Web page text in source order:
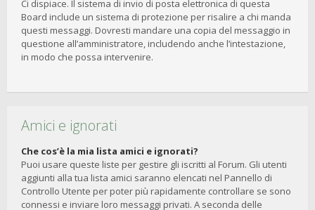
Ci dispiace. Il sistema di invio di posta elettronica di questa
Board include un sistema di protezione per risalire a chi manda
questi messaggi. Dovresti mandare una copia del messaggio in
questione all’amministratore, includendo anche l’intestazione,
in modo che possa intervenire.
Amici e ignorati
Che cos’è la mia lista amici e ignorati?
Puoi usare queste liste per gestire gli iscritti al Forum. Gli utenti
aggiunti alla tua lista amici saranno elencati nel Pannello di
Controllo Utente per poter più rapidamente controllare se sono
connessi e inviare loro messaggi privati. A seconda delle